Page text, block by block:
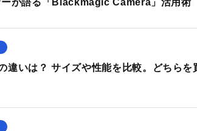
ーが語る「Blackmagic Camera」活用術
違いは？ サイズや性能を比較。どちらを